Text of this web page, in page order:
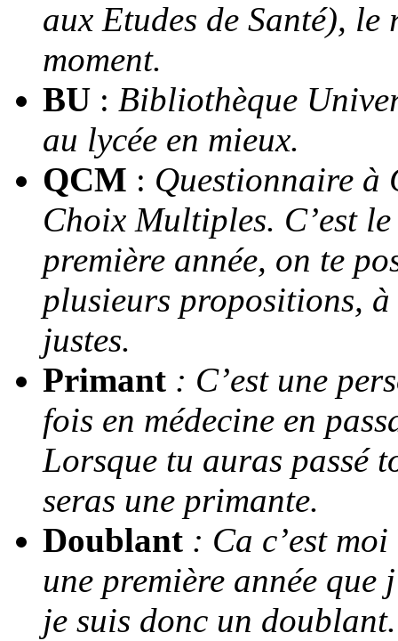
aux Etudes de Santé),
moment.
BU : Bibliothèque
au lycée en mieux.
QCM : Questionnaire à
Choix Multiples. C’est
première année, on te
plusieurs propositions,
justes.
Primant : C’est une
fois en médecine en
Lorsque tu auras passé
seras une primante.
Doublant : Ca c’est
une première année que
je suis donc un doublant.